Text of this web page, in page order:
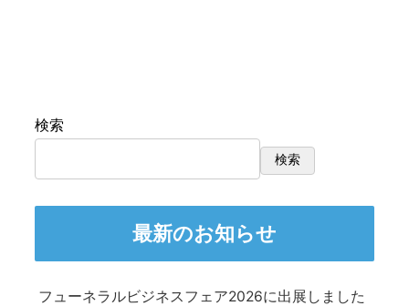
検索
検索
最新のお知らせ
フューネラルビジネスフェア2026に出展しました